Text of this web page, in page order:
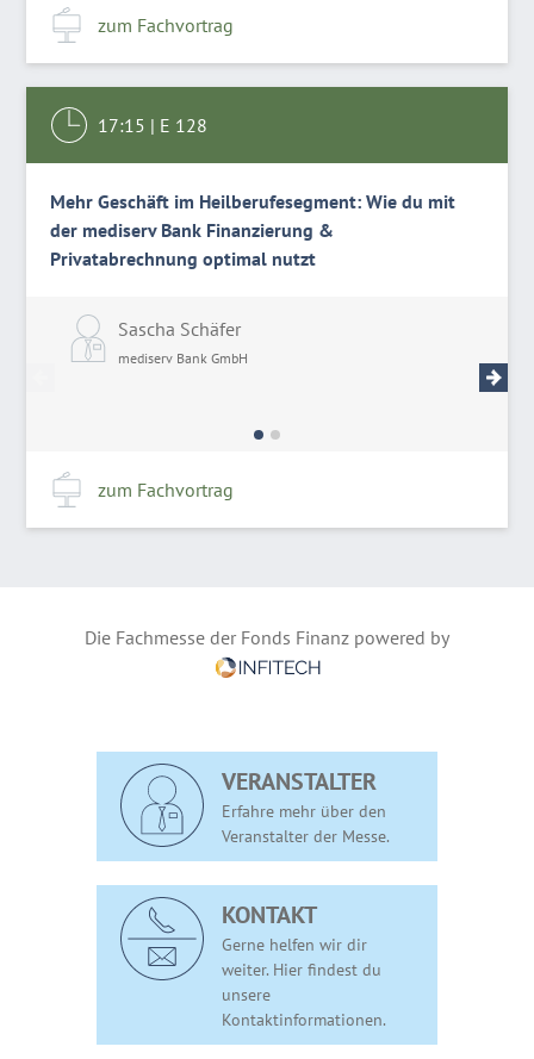
zum Fachvortrag
17:15 | E 128
Mehr Geschäft im Heilberufesegment: Wie du mit
der mediserv Bank Finanzierung &
Privatabrechnung optimal nutzt
Sascha Schäfer
mediserv Bank GmbH
zum Fachvortrag
Die Fachmesse der Fonds Finanz powered by
VERANSTALTER
Erfahre mehr über den
Veranstalter der Messe.
KONTAKT
Gerne helfen wir dir
weiter. Hier findest du
unsere
Kontaktinformationen.